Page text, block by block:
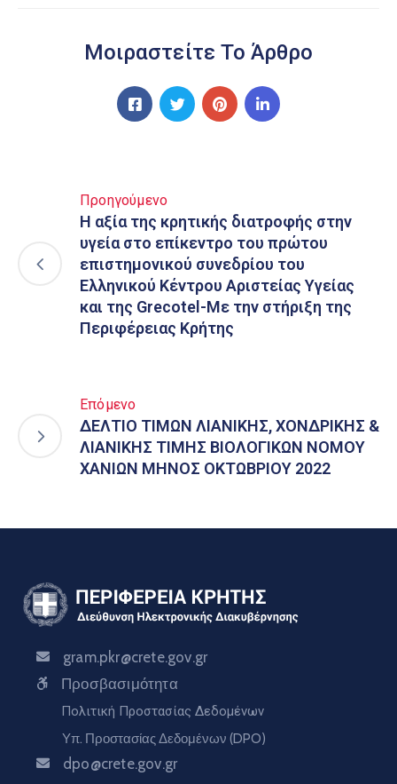
Μοιραστείτε Το Άρθρο
Προηγούμενο
Η αξία της κρητικής διατροφής στην
υγεία στο επίκεντρο του πρώτου
επιστημονικού συνεδρίου του
Ελληνικού Κέντρου Αριστείας Υγείας
και της Grecotel-Με την στήριξη της
Περιφέρειας Κρήτης
Επόμενο
ΔΕΛΤΙΟ ΤΙΜΩΝ ΛΙΑΝΙΚΗΣ, ΧΟΝΔΡΙΚΗΣ &
ΛΙΑΝΙΚΗΣ ΤΙΜΗΣ ΒΙΟΛΟΓΙΚΩΝ ΝΟΜΟΥ
ΧΑΝΙΩΝ ΜΗΝΟΣ ΟΚΤΩΒΡΙΟΥ 2022
gram.pkr@crete.gov.gr
Προσβασιμότητα
Πολιτική Προστασίας Δεδομένων
Υπ. Προστασίας Δεδομένων (DPO)
dpo@crete.gov.gr